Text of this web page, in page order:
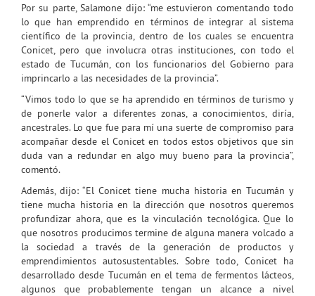
Por su parte, Salamone dijo: “me estuvieron comentando todo
lo que han emprendido en términos de integrar al sistema
científico de la provincia, dentro de los cuales se encuentra
Conicet, pero que involucra otras instituciones, con todo el
estado de Tucumán, con los funcionarios del Gobierno para
imprincarlo a las necesidades de la provincia”.
“Vimos todo lo que se ha aprendido en términos de turismo y
de ponerle valor a diferentes zonas, a conocimientos, diría,
ancestrales. Lo que fue para mí una suerte de compromiso para
acompañar desde el Conicet en todos estos objetivos que sin
duda van a redundar en algo muy bueno para la provincia”,
comentó.
Además, dijo: “El Conicet tiene mucha historia en Tucumán y
tiene mucha historia en la dirección que nosotros queremos
profundizar ahora, que es la vinculación tecnológica. Que lo
que nosotros producimos termine de alguna manera volcado a
la sociedad a través de la generación de productos y
emprendimientos autosustentables. Sobre todo, Conicet ha
desarrollado desde Tucumán en el tema de fermentos lácteos,
algunos que probablemente tengan un alcance a nivel